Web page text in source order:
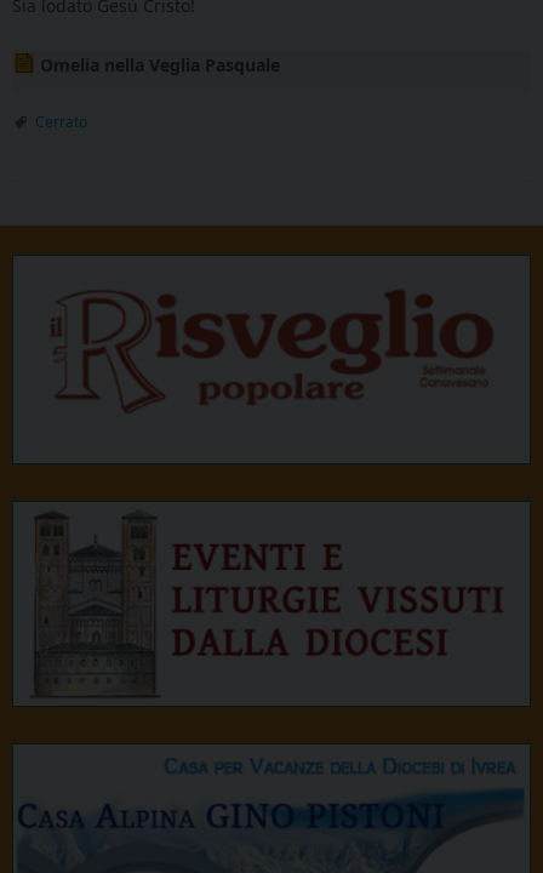
Sia lodato Gesù Cristo!
Omelia nella Veglia Pasquale
Cerrato